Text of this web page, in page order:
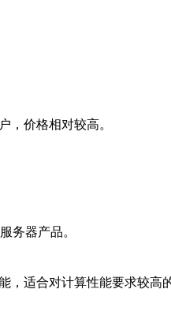
，价格相对较高。
务器产品。
适合对计算性能要求较高